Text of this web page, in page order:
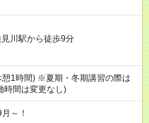
川駅から徒歩9分
1時間) ※夏期・冬期講習の際は
時間は変更なし)
～！